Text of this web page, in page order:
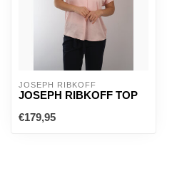
JOSEPH RIBKOFF
JOSEPH RIBKOFF TOP
€179,95